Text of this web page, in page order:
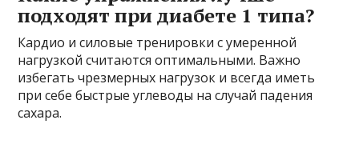
подходят при диабете 1 типа?
Кардио и силовые тренировки с умеренной
нагрузкой считаются оптимальными. Важно
избегать чрезмерных нагрузок и всегда иметь
при себе быстрые углеводы на случай падения
сахара.